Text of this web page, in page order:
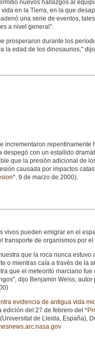
nuevos hallazgos al
en la Tierra, en la que
una serie de eventos,
a nivel general".
prosperaron durante los
la edad de los dinosaurios,"
incrementaron
con un estallido
que la presión adicional de
causada por impactos
*. 9 de marzo de 2000).
pueden emigrar en el
transporte de organismos por el
que la roca nunca
o mientras caía a través de la
que el meteorito marciano
dijo Benjamin Weiss,
evidencia de antigua vida
edición del 27 de febrero del *
de Lleida, España),